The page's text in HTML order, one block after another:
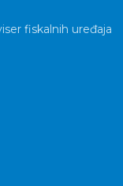
fiskalnih uređaja